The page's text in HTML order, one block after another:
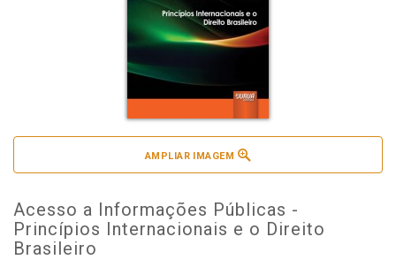
AMPLIAR IMAGEM
Acesso a Informações Públicas -
Princípios Internacionais e o Direito
Brasileiro